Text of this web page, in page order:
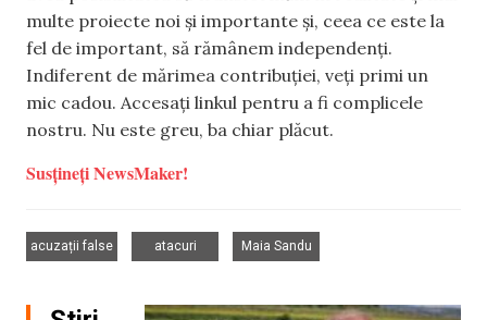
multe proiecte noi și importante și, ceea ce este la
fel de important, să rămânem independenți.
Indiferent de mărimea contribuției, veți primi un
mic cadou. Accesați linkul pentru a fi complicele
nostru. Nu este greu, ba chiar plăcut.
Susțineți NewsMaker!
acuzații false
atacuri
Maia Sandu